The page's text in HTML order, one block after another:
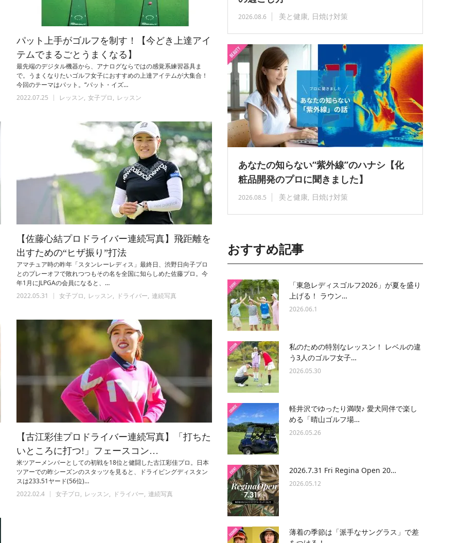
パット上手がゴルフを制す！【今どき上達アイ
テムでまるごとうまくなる】
最先端のデジタル機器から、アナログならではの感覚系練習器具ま
で。うまくなりたいゴルフ女子におすすめの上達アイテムが大集合！
今回のテーマはパット。“パット・イズ…
2022.07.25
レッスン 女子プロ レッスン
【佐藤心結プロドライバー連続写真】飛距離を
出すための“ヒザ振り”打法
アマチュア時の昨年「スタンレーレディス」最終日、渋野日向子プロ
とのプレーオフで敗れつつもその名を全国に知らしめた佐藤プロ。今
年1月にJLPGAの会員になると、…
2022.05.31
女子プロ レッスン ドライバー 連続写真
【古江彩佳プロドライバー連続写真】「打ちた
いところに打つ!」フェースコン…
米ツアーメンバーとしての初戦を18位と健闘した古江彩佳プロ。日本
ツアーでの昨シーズンのスタッツを見ると、ドライビングディスタン
スは233.51ヤード(56位)…
2022.02.4
女子プロ レッスン ドライバー 連続写真
2026.08.6 美と健康 日焼け対策
あなたの知らない“紫外線”のハナシ【化
粧品開発のプロに聞きました】
2026.08.5 美と健康 日焼け対策
おすすめ記事
「東急レディスゴルフ2026」が夏を盛り
上げる！ ラウン…
2026.06.1
私のための特別なレッスン！ レベルの違
う3人のゴルフ女子…
2026.05.30
軽井沢でゆったり満喫♪ 愛犬同伴で楽し
める「晴山ゴルフ場…
2026.05.26
2026.7.31 Fri Regina Open 20…
2026.05.12
薄着の季節は「派手なサングラス」で差